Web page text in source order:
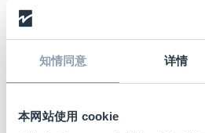
知情同意 详情
本网站使用 cookie
最大性能，